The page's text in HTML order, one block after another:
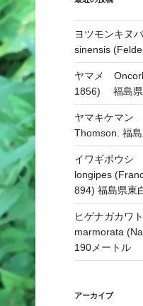
ヨツモンキ
sinensis
ヤマメ
1856) 福島
ヤマキケマン
Thomson. 福
イワギボウシ
longipes
894) 福島県東
ヒゲナガカワ
marmorata
190メートル
アーカイブ